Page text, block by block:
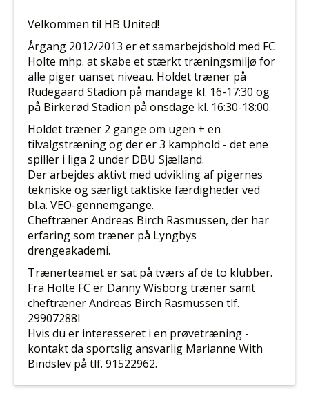
Velkommen til HB United!
Årgang 2012/2013 er et samarbejdshold med FC
Holte mhp. at skabe et stærkt træningsmiljø for
alle piger uanset niveau. Holdet træner på
Rudegaard Stadion på mandage kl. 16-17:30 og
på Birkerød Stadion på onsdage kl. 16:30-18:00.
Holdet træner 2 gange om ugen + en
tilvalgstræning og der er 3 kamphold - det ene
spiller i liga 2 under DBU Sjælland.
Der arbejdes aktivt med udvikling af pigernes
tekniske og særligt taktiske færdigheder ved
bl.a. VEO-gennemgange.
Cheftræner Andreas Birch Rasmussen, der har
erfaring som træner på Lyngbys
drengeakademi.
Trænerteamet er sat på tværs af de to klubber.
Fra Holte FC er Danny Wisborg træner samt
cheftræner Andreas Birch Rasmussen tlf.
29907288l
Hvis du er interesseret i en prøvetræning -
kontakt da sportslig ansvarlig Marianne With
Bindslev på tlf. 91522962.